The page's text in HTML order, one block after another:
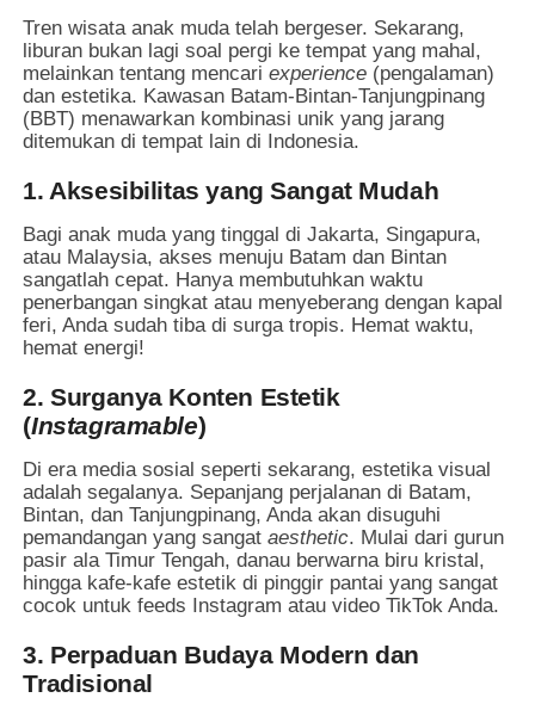
Tren wisata anak muda telah bergeser. Sekarang,
liburan bukan lagi soal pergi ke tempat yang mahal,
melainkan tentang mencariexperience (pengalaman)
dan estetika. Kawasan Batam-Bintan-Tanjungpinang
(BBT) menawarkan kombinasi unik yang jarang
ditemukan di tempat lain di Indonesia.
1. Aksesibilitas yang Sangat Mudah
Bagi anak muda yang tinggal di Jakarta, Singapura,
atau Malaysia, akses menuju Batam dan Bintan
sangatlah cepat. Hanya membutuhkan waktu
penerbangan singkat atau menyeberang dengan kapal
feri, Anda sudah tiba di surga tropis. Hemat waktu,
hemat energi!
2. Surganya Konten Estetik
(Instagramable)
Di era media sosial seperti sekarang, estetika visual
adalah segalanya. Sepanjang perjalanan di Batam,
Bintan, dan Tanjungpinang, Anda akan disuguhi
pemandangan yang sangataesthetic. Mulai dari gurun
pasir ala Timur Tengah, danau berwarna biru kristal,
hingga kafe-kafe estetik di pinggir pantai yang sangat
cocok untuk feeds Instagram atau video TikTok Anda.
3. Perpaduan Budaya Modern dan
Tradisional